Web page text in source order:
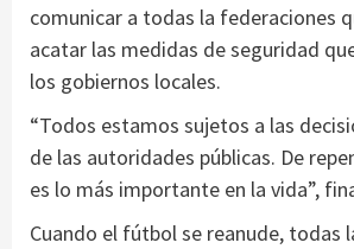
comunicar a todas la federaciones
acatar las medidas de seguridad
los gobiernos locales.
“Todos estamos sujetos a las
de las autoridades públicas. De
es lo más importante en la vida”,
Cuando el fútbol se reanude, todas